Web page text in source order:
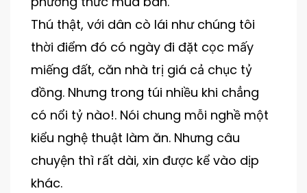
Thú thật, với dân cò lái như chúng tôi
thời điểm đó có ngày đi đặt cọc mấy
miếng đất, căn nhà trị giá cả chục tỷ
đồng. Nhưng trong túi nhiều khi chẳng
có nổi tỷ nào!. Nói chung mỗi nghề một
kiểu nghệ thuật làm ăn. Nhưng câu
chuyện thì rất dài, xin được kể vào dịp
khác.